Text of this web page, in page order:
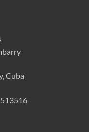
Cuba